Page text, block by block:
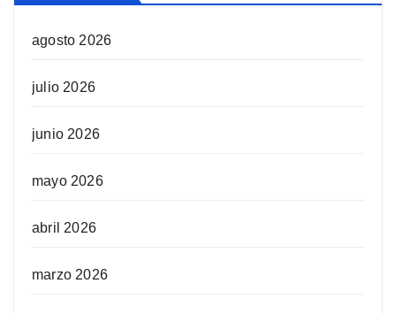
agosto 2026
julio 2026
junio 2026
mayo 2026
abril 2026
marzo 2026